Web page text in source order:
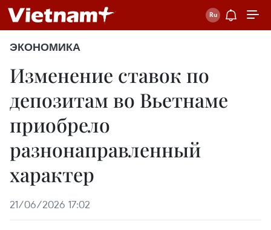
ЭКОНОМИКА
Изменение ставок по
депозитам во Вьетнаме
приобрело
разнонаправленный
характер
21/06/2026 17:02